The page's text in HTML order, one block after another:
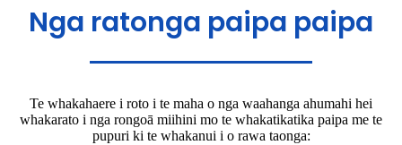
Nga ratonga paipa paipa
Te whakahaere i roto i te maha o nga waahanga ahumahi hei
whakarato i nga rongoā miihini mo te whakatikatika paipa me te
pupuri ki te whakanui i o rawa taonga: